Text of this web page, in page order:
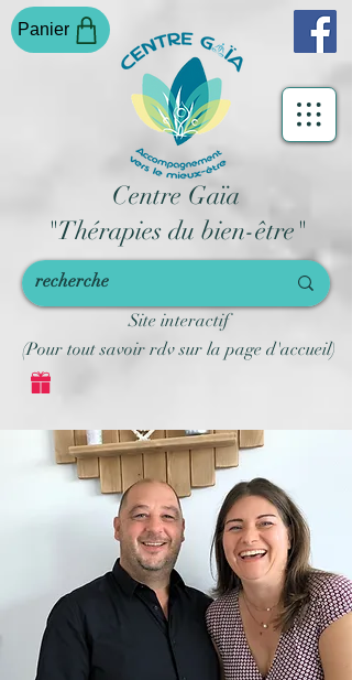
Centre Gaïa
"Thérapies du bien-être"
Panier
Site interactif
(Pour tout savoir rdv sur la page d'accueil)